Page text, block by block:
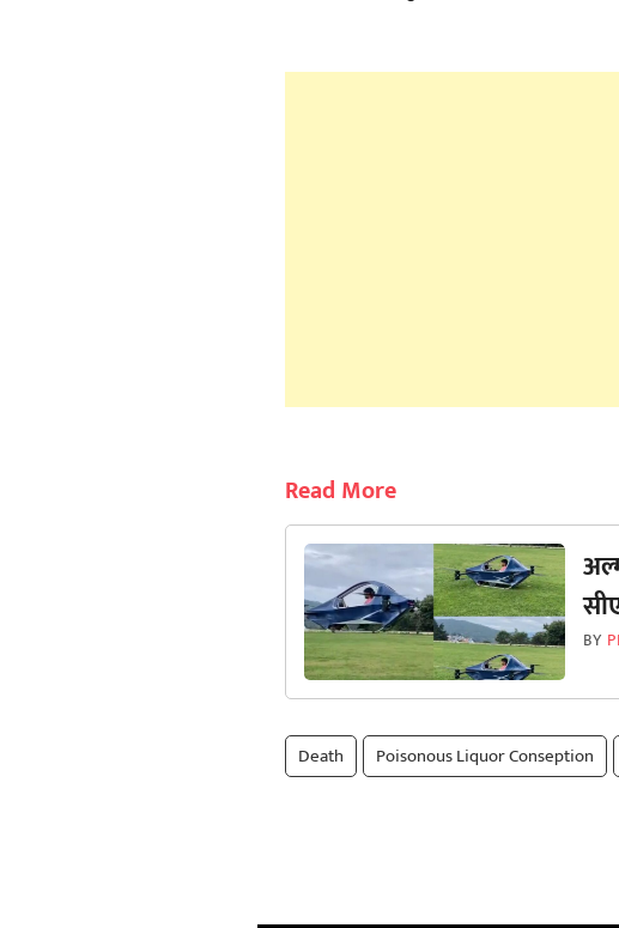
Read More
BY
Death Poisonous Liquor Conseption